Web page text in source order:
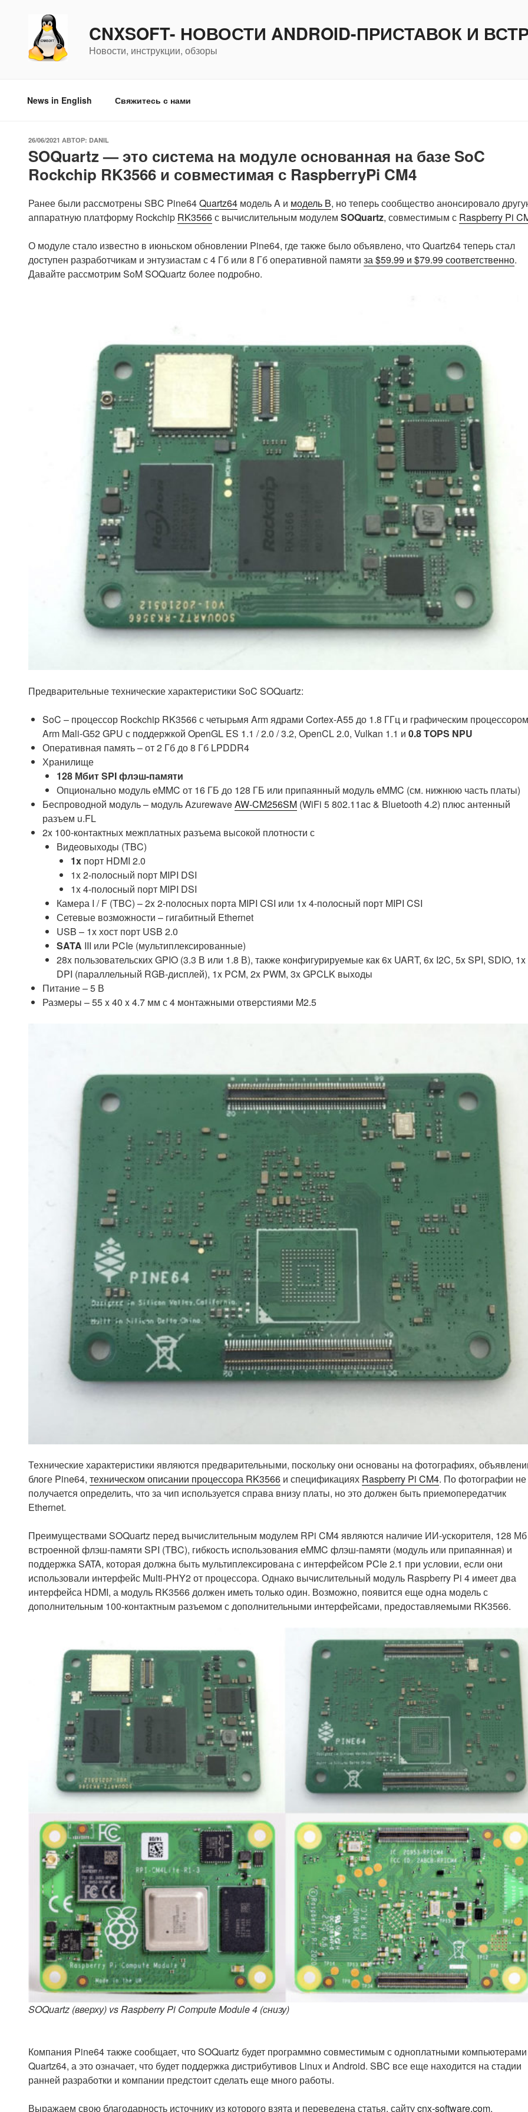
содержимому
CNXSOFT- НОВОСТИ ANDROID-ПРИСТАВОК И
Новости, инструкции, обзоры
News in English Свяжитесь с нами
ОПУБЛИКОВАНО
26/06/2021 АВТОР: DANIL
SOQuartz — это система на модуле основанная на базе SoC
Rockchip RK3566 и совместимая с RaspberryPi CM4
Ранее были рассмотрены SBC Pine64Quartz64 модель A и модель B, но теперь сообщество анонсировало
аппаратную платформу Rockchip RK3566с вычислительным модулем SOQuartz, совместимым с Raspberry Pi
О модуле стало известно в июньском обновлении Pine64, где также было объявлено, что Quartz64 теперь стал
доступен разработчикам и энтузиастам с 4 Гб или 8 Гб оперативной памяти за $59.99 и $79.99 соответственно.
Давайте рассмотрим SoM SOQuartz более подробно.
Предварительные технические характеристики SoC SOQuartz:
SoC – процессор Rockchip RK3566 с четырьмя Arm ядрами Cortex-A55 до 1.8 ГГц и графическим процессором
Arm Mali-G52 GPU с поддержкой OpenGL ES 1.1 / 2.0 / 3.2, OpenCL 2.0, Vulkan 1.1 и 0.8 TOPS NPU
Оперативная память – от 2 Гб до 8 Гб LPDDR4
Хранилище
128 Мбит SPI флэш-памяти
Опционально модуль eMMC от 16 ГБ до 128 ГБ или припаянный модуль eMMC (см. нижнюю часть платы)
Беспроводной модуль – модуль AzurewaveAW-CM256SM (WiFi 5 802.11ac & Bluetooth 4.2) плюс антенный
разъем u.FL
2x 100-контактных межплатных разъема высокой плотности с
Видеовыходы (TBC)
1x порт HDMI 2.0
1x 2-полосный порт MIPI DSI
1x 4-полосный порт MIPI DSI
Камера I / F (TBC) – 2x 2-полосных порта MIPI CSI или 1x 4-полосный порт MIPI CSI
Сетевые возможности – гигабитный Ethernet
USB – 1x хост порт USB 2.0
SATA III или PCIe (мультиплексированные)
28x пользовательских GPIO (3.3 В или 1.8 В), также конфигурируемые как 6x UART, 6x I2C, 5x SPI, SDIO, 1x
DPI (параллельный RGB-дисплей), 1x PCM, 2x PWM, 3x GPCLK выходы
Питание – 5 В
Размеры – 55 x 40 x 4.7 мм с 4 монтажными отверстиями M2.5
Технические характеристики являются предварительными, поскольку они основаны на фотографиях,
блоге Pine64, техническом описании процессора RK3566 и спецификациях Raspberry Pi CM4. По фотографии не
получается определить, что за чип используется справа внизу платы, но это должен быть приемопередатчик
Ethernet.
Преимуществами SOQuartz перед вычислительным модулем RPi CM4 являются наличие ИИ-ускорителя, 128 Мб
встроенной флэш-памяти SPI (TBC), гибкость использования eMMC флэш-памяти (модуль или припаянная) и
поддержка SATA, которая должна быть мультиплексирована с интерфейсом PCIe 2.1 при условии, если они
использовали интерфейс Multi-PHY2 от процессора. Однако вычислительный модуль Raspberry Pi 4 имеет два
интерфейса HDMI, а модуль RK3566 должен иметь только один. Возможно, появится еще одна модель с
дополнительным 100-контактным разъемом с дополнительными интерфейсами, предоставляемыми RK3566.
SOQuartz (вверху) vs Raspberry Pi Compute Module 4 (снизу)
Компания Pine64 также сообщает, что SOQuartz будет программно совместимым с одноплатными компьютерами
Quartz64, а это означает, что будет поддержка дистрибутивов Linux и Android. SBC все еще находится на стадии
ранней разработки и компании предстоит сделать еще много работы.
Выражаем свою благодарность источнику из которого взята и переведена статья, сайтуcnx-software.com.